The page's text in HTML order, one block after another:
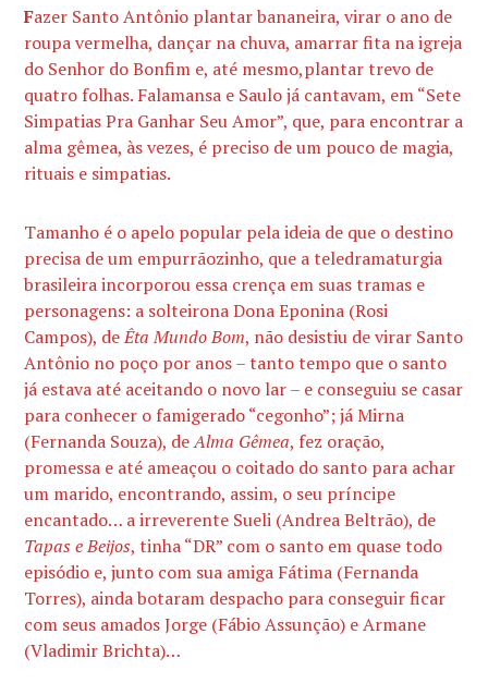
Fazer Santo Antônio plantar bananeira, virar o ano de
roupa vermelha, dançar na chuva, amarrar fita na igreja
do Senhor do Bonfim e, até mesmo,plantar trevo de
quatro folhas. Falamansa e Saulo já cantavam, em “Sete
Simpatias Pra Ganhar Seu Amor”, que, para encontrar a
alma gêmea, às vezes, é preciso de um pouco de magia,
rituais e simpatias.
Tamanho é o apelo popular pela ideia de que o destino
precisa de um empurrãozinho, que a teledramaturgia
brasileira incorporou essa crença em suas tramas e
personagens: a solteirona Dona Eponina (Rosi
Campos), deÊta Mundo Bom, não desistiu de virar Santo
Antônio no poço por anos – tanto tempo que o santo
já estava até aceitando o novo lar – e conseguiu se casar
para conhecer o famigerado “cegonho”; já Mirna
(Fernanda Souza), deAlma Gêmea, fez oração,
promessa e até ameaçou o coitado do santo para achar
um marido, encontrando, assim, o seu príncipe
encantado… a irreverente Sueli (Andrea Beltrão), de
Tapas e Beijos, tinha “DR” com o santo em quase todo
episódio e, junto com sua amiga Fátima (Fernanda
Torres), ainda botaram despacho para conseguir ficar
com seus amados Jorge (Fábio Assunção) e Armane
(Vladimir Brichta)…